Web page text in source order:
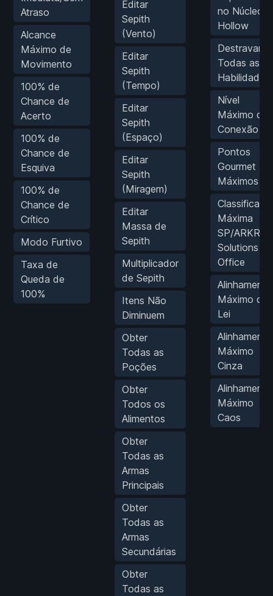
Atraso
Alcance
Máximo de
Movimento
100% de
Chance de
Acerto
100% de
Chance de
Esquiva
100% de
Chance de
Crítico
Modo Furtivo
Taxa de
Queda de
100%
Editar
Sepith
(Vento)
Editar
Sepith
(Tempo)
Editar
Sepith
(Espaço)
Editar
Sepith
(Miragem)
Editar
Massa de
Sepith
Multiplicador
de Sepith
Itens Não
Diminuem
Obter
Todas as
Poções
Obter
Todos os
Alimentos
Obter
Todas as
Armas
Principais
Obter
Todas as
Armas
Secundárias
Obter
Todas as
no Núcleo
Hollow
Destravar
Todas as S-
Habilidades
Nível
Máximo de
Conexão
Pontos
Gourmet
Máximos
Máxima
SP/
Solutions
Office
Alinhamento
Máximo da
Lei
Alinhamento
Máximo
Cinza
Alinhamento
Máximo
Caos